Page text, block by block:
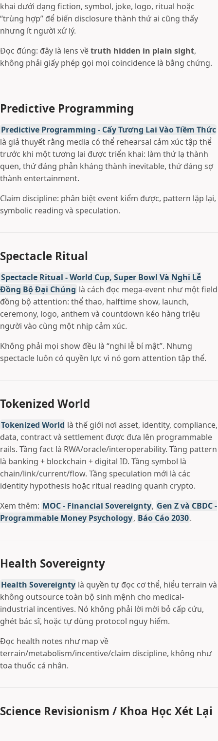
khai dưới dạng fiction, symbol, joke, logo, ritual hoặc
“trùng hợp” để biến disclosure thành thứ ai cũng thấy
nhưng ít người xử lý.
Đọc đúng: đây là lens vềtruth hidden in plain sight,
không phải giấy phép gọi mọi coincidence là bằng chứng.
Predictive Programming
Predictive Programming - Cấy Tương Lai Vào Tiềm Thức
là giả thuyết rằng media có thể rehearsal cảm xúc tập thể
trước khi một tương lai được triển khai: làm thứ lạ thành
quen, thứ đáng phản kháng thành inevitable, thứ đáng sợ
thành entertainment.
Claim discipline: phân biệt event kiểm được, pattern lặp lại,
symbolic reading và speculation.
Spectacle Ritual
Spectacle Ritual - World Cup, Super Bowl Và Nghi Lễ
Đồng Bộ Đại Chúng là cách đọc mega-event như một field
đồng bộ attention: thể thao, halftime show, launch,
ceremony, logo, anthem và countdown kéo hàng triệu
người vào cùng một nhịp cảm xúc.
Không phải mọi show đều là “nghi lễ bí mật”. Nhưng
spectacle luôn có quyền lực vì nó gom attention tập thể.
Tokenized World
Tokenized World là thế giới nơi asset, identity, compliance,
data, contract và settlement được đưa lên programmable
rails. Tầng fact là RWA/oracle/interoperability. Tầng pattern
là banking + blockchain + digital ID. Tầng symbol là
chain/link/current/flow. Tầng speculation mới là các
identity hypothesis hoặc ritual reading quanh crypto.
Xem thêm: MOC - Financial Sovereignty, Gen Z và CBDC -
Programmable Money Psychology, Báo Cáo 2030.
Health Sovereignty
Health Sovereignty là quyền tự đọc cơ thể, hiểu terrain và
không outsource toàn bộ sinh mệnh cho medical-
industrial incentives. Nó không phải lời mời bỏ cấp cứu,
ghét bác sĩ, hoặc tự dùng protocol nguy hiểm.
Đọc health notes như map về
terrain/metabolism/incentive/claim discipline, không như
toa thuốc cá nhân.
Science Revisionism / Khoa Học Xét Lại